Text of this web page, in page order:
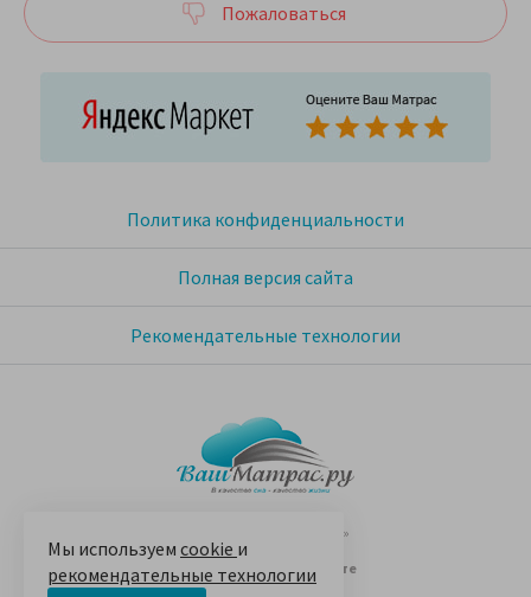
© 2005-2026 «Ваш матрас»
14 лет на Яндекс.Маркете
Политика конфиденциальности
Полная версия сайта
Рекомендательные технологии
Пожаловаться
Мы используем cookie и
рекомендательные технологии